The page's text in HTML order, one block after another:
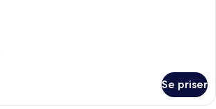
Se priser